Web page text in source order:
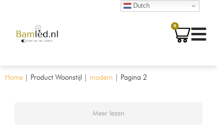
0
Home | Product Woonstijl | modern | Pagina 2
Meer lezen
Dutch